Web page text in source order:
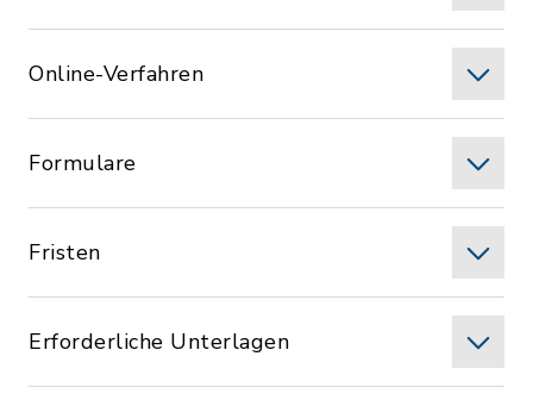
Online-Verfahren
Formulare
Fristen
Erforderliche Unterlagen